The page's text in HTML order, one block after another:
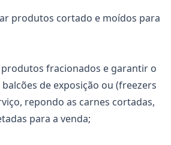
produtos cortado e moídos para
fracionados e garantir o
de exposição ou (freezers
repondo as carnes cortadas,
para a venda;